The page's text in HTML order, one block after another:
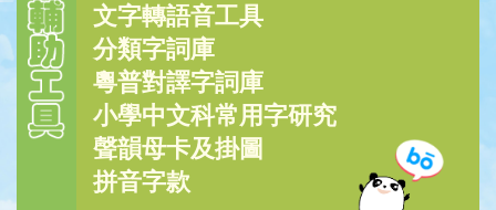
文字轉語音工具
分類字詞庫
粵普對譯字詞庫
小學中文科常用字研究
聲韻母卡及掛圖
拼音字款